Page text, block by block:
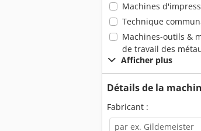
Machines
Technique
Machines-outils &
de travail des
Afficher plus
Détails de la
Fabricant :